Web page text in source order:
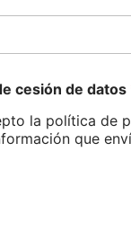
cesión de datos
la política de
que